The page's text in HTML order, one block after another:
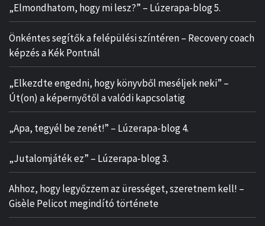
„Elmondhatom, hogy mi lesz?” – Lúzerapa-blog 5.
Önkéntes segítők a felépülési színtéren – Recovery coach
képzés a Kék Pontnál
„Elkezdte engedni, hogy könyvből meséljek neki” –
Út(on) a képernyőtől a valódi kapcsolatig
„Apa, tegyél be zenét!” – Lúzerapa-blog 4.
„Jutalomjáték ez” – Lúzerapa-blog 3.
Ahhoz, hogy legyőzzem az ürességet, szeretnem kell! –
Gisèle Pelicot megindító története